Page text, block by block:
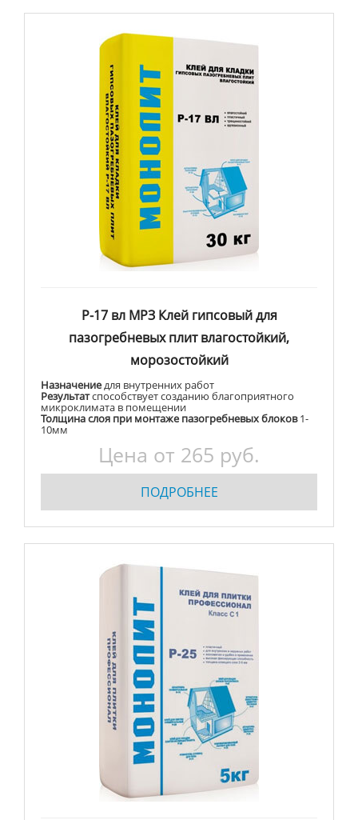
Р-17 вл МРЗ Клей гипсовый для
пазогребневых плит влагостойкий,
морозостойкий
Назначениедля внутренних работ
Результатспособствует созданию благоприятного
микроклимата в помещении
Толщина слоя при монтаже пазогребневых блоков1-
10мм
Цена от 265 руб.
ПОДРОБНЕЕ